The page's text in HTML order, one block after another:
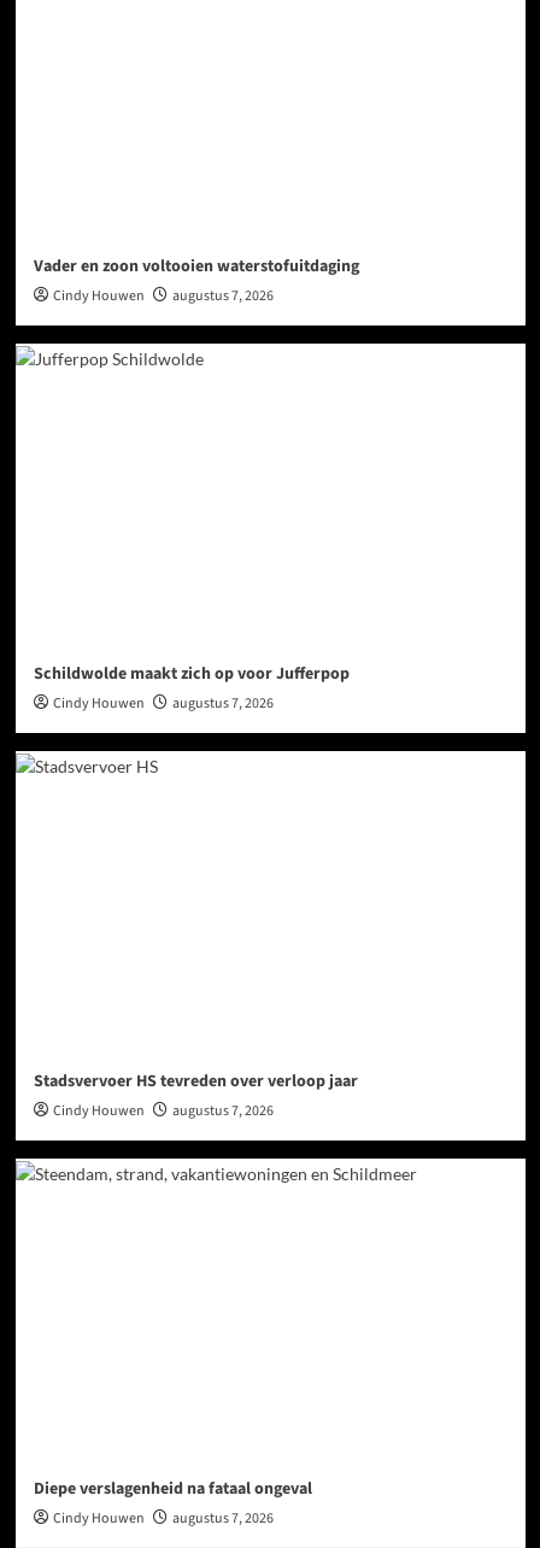
Vader en zoon voltooien waterstofuitdaging
Cindy Houwen augustus 7, 2026
Schildwolde maakt zich op voor Jufferpop
Cindy Houwen augustus 7, 2026
Stadsvervoer HS tevreden over verloop jaar
Cindy Houwen augustus 7, 2026
Diepe verslagenheid na fataal ongeval
Cindy Houwen augustus 7, 2026